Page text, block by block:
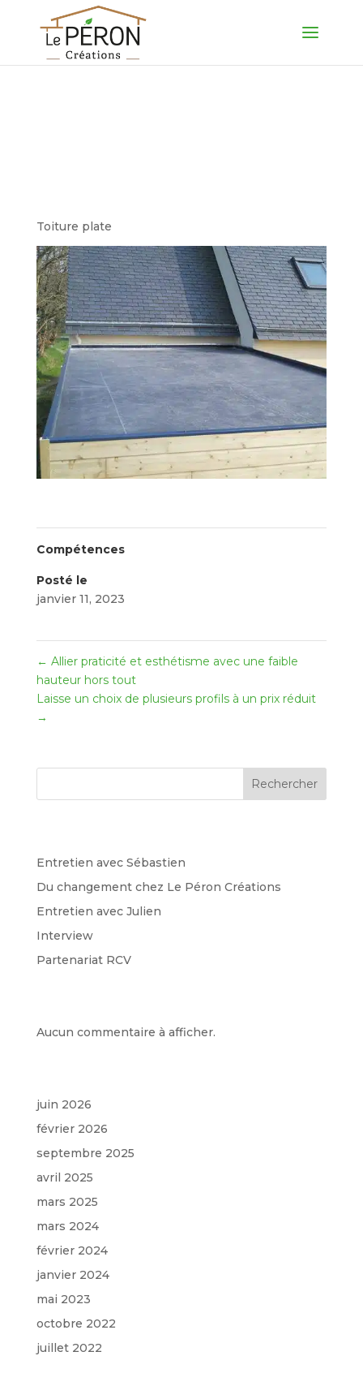
Toiture plate
Compétences
Posté le
janvier 11, 2023
← Allier praticité et esthétisme avec une faible
hauteur hors tout
Laisse un choix de plusieurs profils à un prix réduit
→
Rechercher
Entretien avec Sébastien
Du changement chez Le Péron Créations
Entretien avec Julien
Interview
Partenariat RCV
Aucun commentaire à afficher.
juin 2026
février 2026
septembre 2025
avril 2025
mars 2025
mars 2024
février 2024
janvier 2024
mai 2023
octobre 2022
juillet 2022